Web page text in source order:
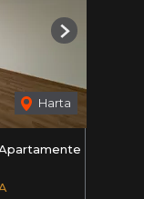
Harta
Next